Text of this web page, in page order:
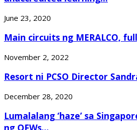
June 23, 2020
Main circuits ng MERALCO,
November 2, 2022
Resort ni PCSO Director
December 28, 2020
Lumalalang ‘haze’ sa